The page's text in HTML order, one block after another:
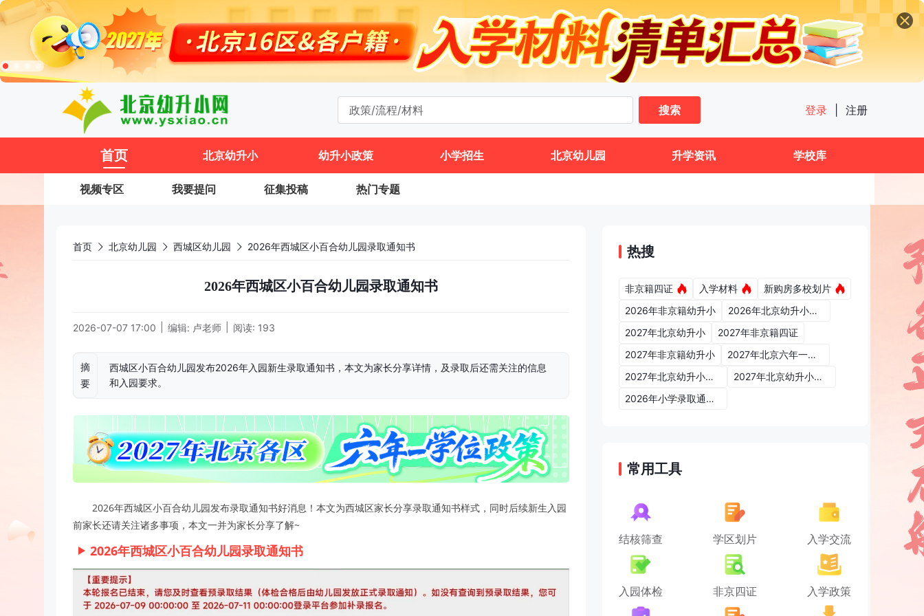
搜索
登录 注册
首页 北京幼升小 幼升小政策 小学招生 北京幼儿园 升学资讯 学校库
视频专区 我要提问 征集投稿 热门专题
首页 北京幼儿园 西城区幼儿园 2026年西城区小百合幼儿园录取通知书
2026年西城区小百合幼儿园录取通知书
2026-07-07 17:00 编辑: 卢老师 阅读: 193
摘
要
西城区小百合幼儿园发布2026年入园新生录取通知书，本文为家长分享详情，及录取后还需关注的信息
和入园要求。
2026年西城区小百合幼儿园发布录取通知书好消息！本文为西城区家长分享录取通知书样式，同时后续新生入园
前家长还请关注诸多事项，本文一并为家长分享了解~
2026年西城区小百合幼儿园录取通知书
热搜
非京籍四证 入学材料
新购房多校划片
2026年非京籍幼升小
2026年北京幼升小入学政策
2027年北京幼升小
2027年非京籍四证
2027年非京籍幼升小
2027年北京六年一学位政策
2027年北京幼升小六年一学位政策
2027年北京幼升小入学政策
2026年小学录取通知书
常用工具
结核筛查 学区划片 入学交流
入园体检 非京四证 入学政策